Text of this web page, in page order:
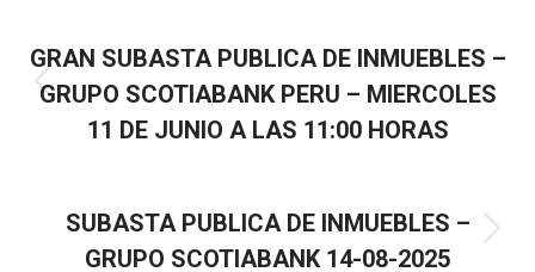
GRAN SUBASTA PUBLICA DE INMUEBLES –
GRUPO SCOTIABANK PERU – MIERCOLES
11 DE JUNIO A LAS 11:00 HORAS
SUBASTA PUBLICA DE INMUEBLES –
GRUPO SCOTIABANK 14-08-2025